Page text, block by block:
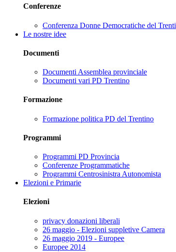
Conferenze
Conferenza Donne Democratiche del Trenti
Le nostre idee
Documenti
Documenti Assemblea provinciale
Documenti vari PD Trentino
Formazione
Formazione politica PD del Trentino
Programmi
Programmi PD Provincia
Conferenze Programmatiche
Programmi Centrosinistra Autonomista
Elezioni e Primarie
Elezioni
privacy donazioni liberali
26 maggio - Elezioni suppletive Camera
26 maggio 2019 - Europee
Europee 2014